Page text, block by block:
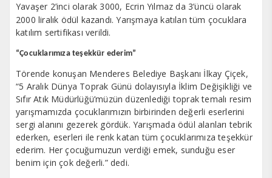
Yavaşer 2’inci olarak 3000, Ecrin Yılmaz da 3’üncü olarak
2000 liralık ödül kazandı. Yarışmaya katılan tüm çocuklara
katılım sertifikası verildi.
“Çocuklarımıza teşekkür ederim”
Törende konuşan Menderes Belediye Başkanı İlkay Çiçek,
“5 Aralık Dünya Toprak Günü dolayısıyla İklim Değişikliği ve
Sıfır Atık Müdürlüğü’müzün düzenlediği toprak temalı resim
yarışmamızda çocuklarımızın birbirinden değerli eserlerini
sergi alanını gezerek gördük. Yarışmada ödül alanları tebrik
ederken, eserleri ile renk katan tüm çocuklarımıza teşekkür
ederim. Her çocuğumuzun verdiği emek, sunduğu eser
benim için çok değerli.” dedi.